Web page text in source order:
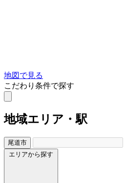
地図で見る
こだわり条件で探す
地域エリア・駅
尾道市
エリアから探す